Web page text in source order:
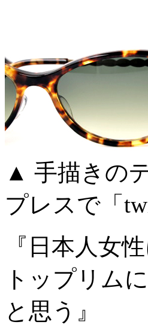
▲ 手描きの
プレスで「
『日本人女性
トップリム
と思う』